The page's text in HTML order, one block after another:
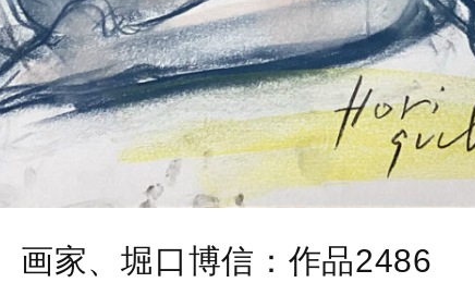
画家、堀口博信：作品2486